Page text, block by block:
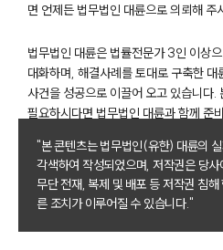
부동산전문
소식/
언론
공지사
법률 블
법률
뉴스레터/브
세미나
면 언제든 법무법인 대륜으로 의뢰해 주
법무법인 대륜은 법률전문가 3인 이상
대화하며, 해결사례를 토대로 구축한
사건을 성공으로 이끌어 오고 있습니다.
필요하시다면 법무법인 대륜과 함께 준
"본 콘텐츠는 법무법인(유한) 대륜의
각색하여 작성되었으며, 저작권은 당사
무단 전재, 복제 및 배포 등 저작권 침
른 조치가 이루어질 수 있습니다."